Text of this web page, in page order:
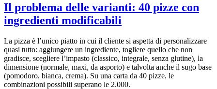
Il problema delle varianti: 40 pizze con
ingredienti modificabili
La pizza è l’unico piatto in cui il cliente si aspetta di personalizzare
quasi tutto: aggiungere un ingrediente, togliere quello che non
gradisce, scegliere l’impasto (classico, integrale, senza glutine), la
dimensione (normale, maxi, da asporto) e talvolta anche il sugo base
(pomodoro, bianca, crema). Su una carta da 40 pizze, le
combinazioni possibili superano le 2.000.